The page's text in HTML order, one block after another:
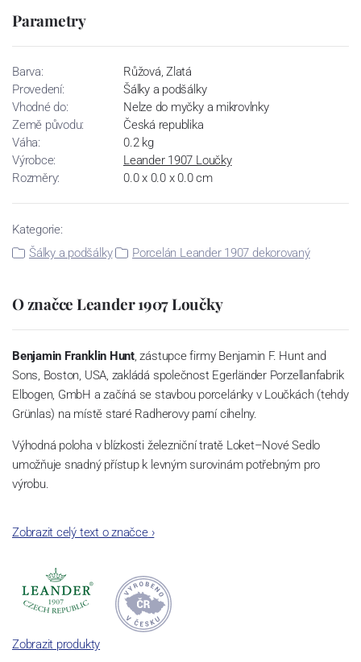
Parametry
Barva:
Růžová, Zlatá
Provedení:
Šálky a podšálky
Vhodné do:
Nelze do myčky a mikrovlnky
Země původu:
Česká republika
Váha:
0.2 kg
Výrobce:
Leander 1907 Loučky
Rozměry:
0.0 x 0.0 x 0.0 cm
Kategorie:
Šálky a podšálky
Porcelán Leander 1907 dekorovaný
O značce Leander 1907 Loučky
Benjamin Franklin Hunt, zástupce firmy Benjamin F. Hunt and
Sons, Boston, USA, zakládá společnost Egerländer Porzellanfabrik
Elbogen, GmbH a začíná se stavbou porcelánky v Loučkách (tehdy
Grünlas) na místě staré Radherovy parní cihelny.
Výhodná poloha v blízkosti železniční tratě Loket–Nové Sedlo
umožňuje snadný přístup k levným surovinám potřebným pro
výrobu.
evropským výrobcům.
Zobrazit celý text o značce›
Zobrazit produkty